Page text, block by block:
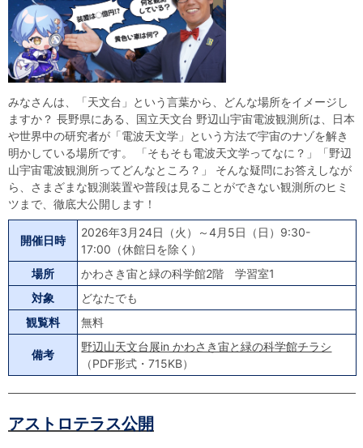
自然体験
天文体験
フロア案内
屋外展示 D51形蒸気機関車
利用案内
開館時間・プラネタリウム投影時間・観覧料
カフェ・ショップ
アクセス・駐車場
科学館資料の特別利用料
団体利用予約
学校団体
幼稚園・保育園団体
一般団体
かわさき星空ウォッチング
出前科学実験教室
プラネタリウム一般団体貸切利用「星空自由空間」
科学館概要
基本理念
沿革
計画・年報・評価・議事録
青少年科学館運営基本計画
年報
事業評価
議事録
研究資料
川崎市自然環境調査報告
生田緑地の植物
お問い合わせ
よくある質問
日本語
みなさんは、「天文台」という言葉から、どんな場所をイメージし
ますか？ 長野県にある、国立天文台 野辺山宇宙電波観測所は、日本
や世界中の研究者が「電波天文学」という方法で宇宙のナゾを解き
明かしている場所です。 「そもそも電波天文学ってなに？」「野辺
山宇宙電波観測所ってどんなところ？」 そんな疑問にお答えしなが
ら、さまざまな観測装置や普段は見ることができない観測所のヒミ
ツまで、徹底大公開します！
開催日時
2026年3月24日（火）～4月5日（日）9:30-
17:00（休館日を除く）
場所
かわさき宙と緑の科学館2階 学習室1
対象
どなたでも
観覧料
無料
備考
野辺山天文台展in かわさき宙と緑の科学館チラシ
（PDF形式・715KB）
アストロテラス公開